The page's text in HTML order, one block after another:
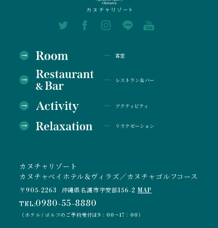
客室
レストラン＆バー
アクティビティ
リラクゼーション
カヌチャリゾート
カヌチャベイホテル＆ヴィラズ／カヌチャゴルフコース
〒905-2263 沖縄県名護市字安部156-2 MAP
TEL:0980-55-8880
（ホテル / ゴルフのご予約受付は9：00～17：00）